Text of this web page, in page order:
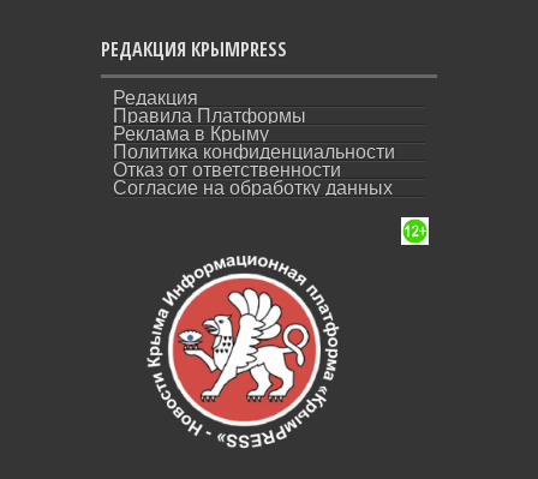
РЕДАКЦИЯ КРЫМPRESS
Редакция
Правила Платформы
Реклама в Крыму
Политика конфиденциальности
Отказ от ответственности
Согласие на обработку данных